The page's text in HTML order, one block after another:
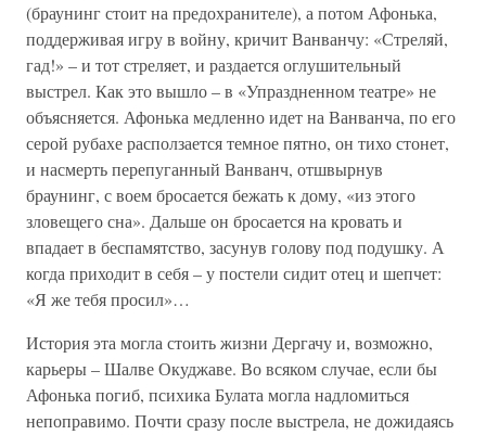
(браунинг стоит на предохранителе), а потом Афонька,
поддерживая игру в войну, кричит Ванванчу: «Стреляй,
гад!» – и тот стреляет, и раздается оглушительный
выстрел. Как это вышло – в «Упраздненном театре» не
объясняется. Афонька медленно идет на Ванванча, по его
серой рубахе расползается темное пятно, он тихо стонет,
и насмерть перепуганный Ванванч, отшвырнув
браунинг, с воем бросается бежать к дому, «из этого
зловещего сна». Дальше он бросается на кровать и
впадает в беспамятство, засунув голову под подушку. А
когда приходит в себя – у постели сидит отец и шепчет:
«Я же тебя просил»…
История эта могла стоить жизни Дергачу и, возможно,
карьеры – Шалве Окуджаве. Во всяком случае, если бы
Афонька погиб, психика Булата могла надломиться
непоправимо. Почти сразу после выстрела, не дожидаясь